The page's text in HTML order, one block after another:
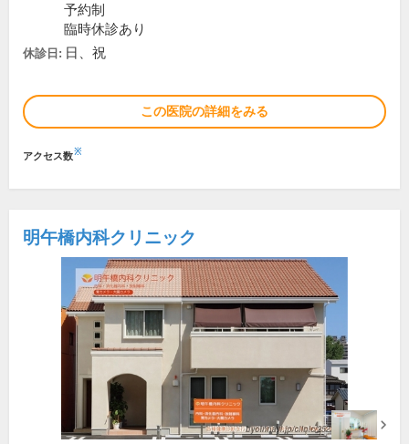
予約制
臨時休診あり
休診日: 日、祝
この医院の詳細をみる
アクセス数※
明午橋内科クリニック